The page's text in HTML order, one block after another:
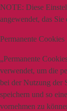
NOTE: Diese
angewendet, das Sie
Permanente Cookies
„Permanente
verwendet, um die
bei der Nutzung der
speichern und so
vornehmen zu